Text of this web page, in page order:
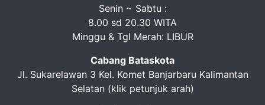
Senin ~ Sabtu :
8.00 sd 20.30 WITA
Minggu & Tgl Merah: LIBUR
Cabang Bataskota
Jl. Sukarelawan 3 Kel. Komet Banjarbaru Kalimantan
Selatan (klik petunjuk arah)